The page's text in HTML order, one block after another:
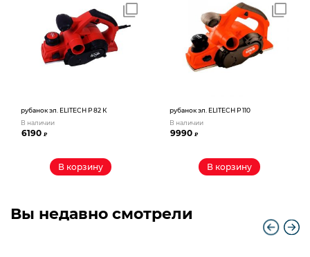
рубанок эл. ELITECH Р 82 К
В наличии
6190₽
В корзину
рубанок эл. ELITECH Р 110
В наличии
9990₽
В корзину
Вы недавно смотрели